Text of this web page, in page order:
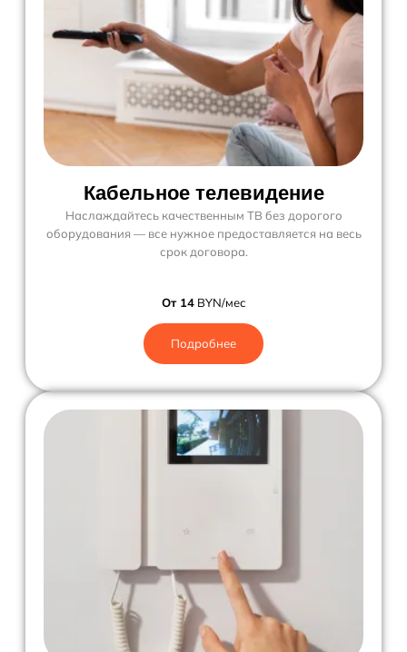
Кабельное телевидение
Наслаждайтесь качественным ТВ без дорогого
оборудования — все нужное предоставляется на весь
срок договора.
От 14BYN/мес
Подробнее